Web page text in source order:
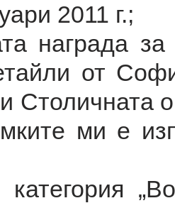
2011 г.;
награда
от
Столичната
ми е